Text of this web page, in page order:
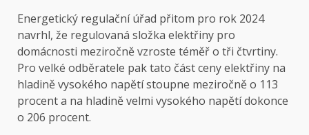
Energetický regulační úřad přitom pro rok 2024
navrhl, že regulovaná složka elektřiny pro
domácnosti meziročně vzroste téměř o tři čtvrtiny.
Pro velké odběratele pak tato část ceny elektřiny na
hladině vysokého napětí stoupne meziročně o 113
procent a na hladině velmi vysokého napětí dokonce
o 206 procent.